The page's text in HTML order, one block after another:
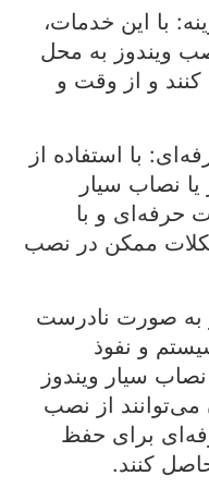
با این خدمات،
ویندوز به محل
کنند و از وقت و
با استفاده از
نصاب سیار
حرفه‌ای و با
ممکن در نصب
به صورت نادرست
و نفوذ
سیار ویندوز
از نصب
برای حفظ
کنند.